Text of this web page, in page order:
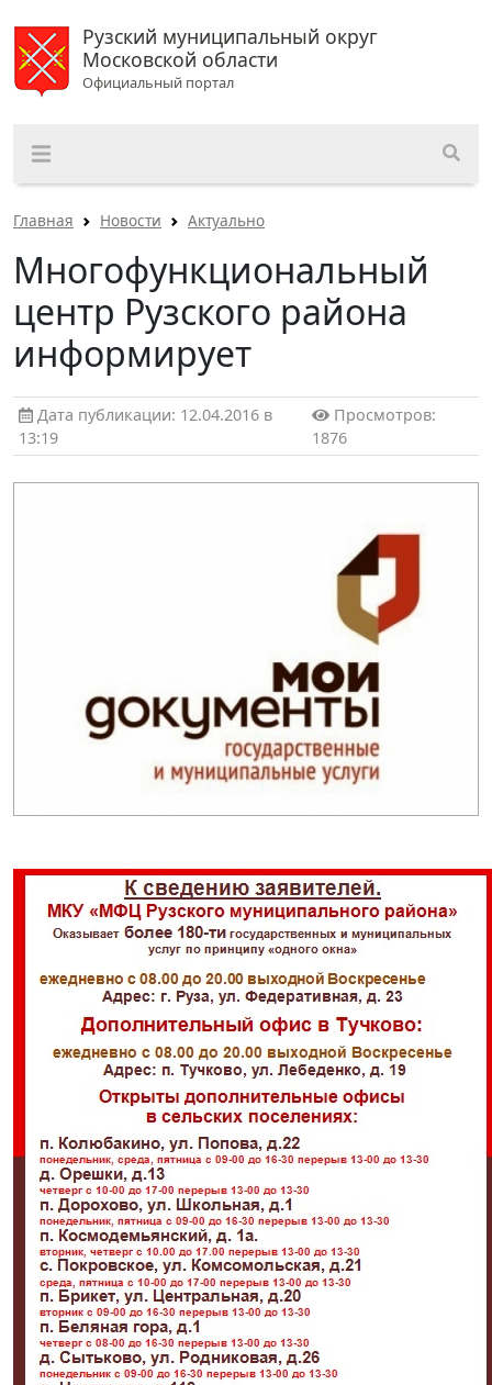
Рузский муниципальный округ
Московской области
Официальный портал
Главная Новости Актуально
Многофункциональный
центр Рузского района
информирует
Дата публикации: 12.04.2016 в
13:19
Просмотров:
1876